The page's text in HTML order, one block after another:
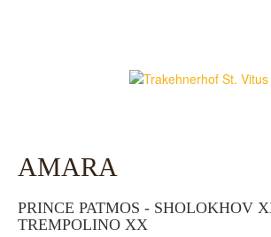
AMARA
PRINCE PATMOS - SHOLOKHOV
TREMPOLINO XX